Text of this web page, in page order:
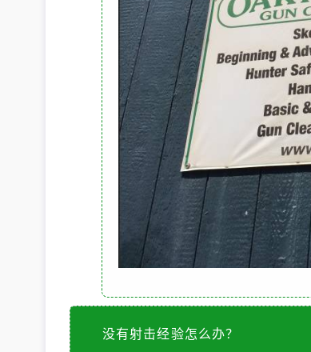
没有射击经验怎么办？